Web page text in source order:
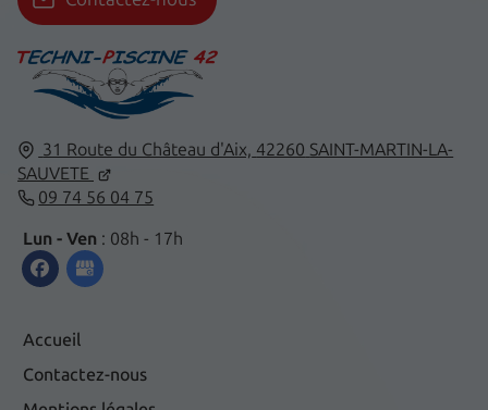
31 Route du Château d'Aix, 42260 SAINT-MARTIN-LA-
SAUVETE
09 74 56 04 75
Lun - Ven : 08h - 17h
Accueil
Contactez-nous